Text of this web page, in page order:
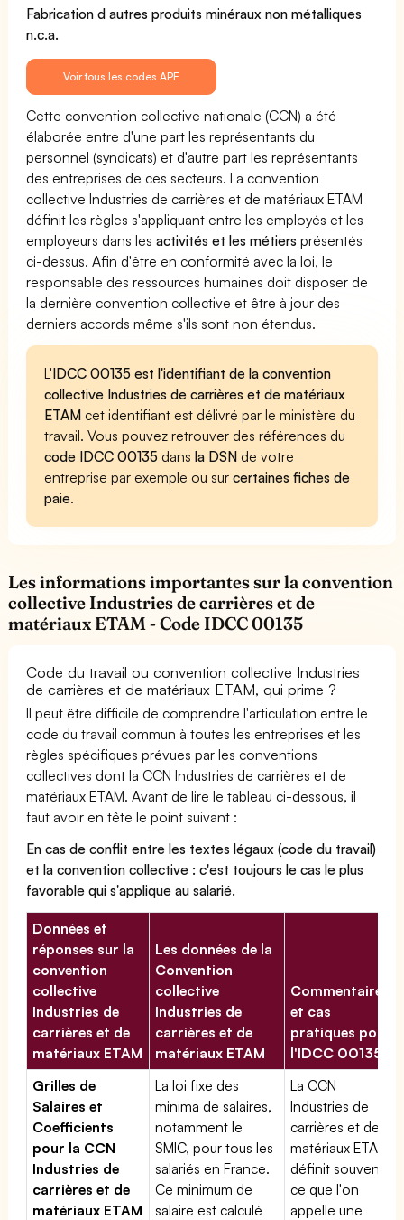
Fabrication d autres produits minéraux non métalliques
n.c.a.
Voir tous les codes APE
Cette convention collective nationale (CCN) a été
élaborée entre d'une part les représentants du
personnel (syndicats) et d'autre part les représentants
des entreprises de ces secteurs. La convention
collective Industries de carrières et de matériaux ETAM
définit les règles s'appliquant entre les employés et les
employeurs dans lesactivités et les métiers présentés
ci-dessus. Afin d'être en conformité avec la loi, le
responsable des ressources humaines doit disposer de
la dernière convention collective et être à jour des
derniers accords même s'ils sont non étendus.
L'IDCC 00135 est l'identifiant de la convention
collective Industries de carrières et de matériaux
ETAM cet identifiant est délivré par le ministère du
travail. Vous pouvez retrouver des références du
code IDCC 00135 dansla DSN de votre
entreprise par exemple ou surcertaines fiches de
paie.
Les informations importantes sur la convention
collective Industries de carrières et de
matériaux ETAM - Code IDCC 00135
Code du travail ou convention collective Industries
de carrières et de matériaux ETAM, qui prime ?
Il peut être difficile de comprendre l'articulation entre le
code du travail commun à toutes les entreprises et les
règles spécifiques prévues par les conventions
collectives dont la CCN Industries de carrières et de
matériaux ETAM. Avant de lire le tableau ci-dessous, il
faut avoir en tête le point suivant :
En cas de conflit entre les textes légaux (code du travail)
et la convention collective : c'est toujours le cas le plus
favorable qui s'applique au salarié.
Données et
réponses sur la
convention
collective
Industries de
carrières et de
matériaux ETAM
Les données de la
Convention
collective
Industries de
carrières et de
matériaux ETAM
Commentaires
et cas
pratiques pour
l'IDCC 00135
Grilles de
Salaires et
Coefficients
pour la CCN
Industries de
carrières et de
matériaux ETAM
La loi fixe des
minima de salaires,
notamment le
SMIC, pour tous les
salariés en France.
Ce minimum de
salaire est calculé
La CCN
Industries de
carrières et de
matériaux ETAM
définit souvent
ce que l'on
appelle une